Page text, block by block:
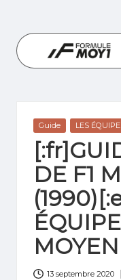
content
F
R
M
U
L
E
M
O
Les
premiers
Posted
Guide LES
DE F1
13 septembre 2020